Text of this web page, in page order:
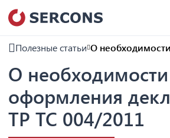
Полезные статьи О
О необходимости
оформления
ТР ТС 004/2011